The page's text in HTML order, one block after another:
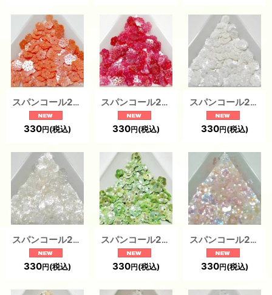
スパンコール2243 梅花6mm オレンジ1g
330円(税込)
スパンコール2242 梅花6mm レッド1g
330円(税込)
スパンコール2240 梅花6mm ホワイト1g
330円(税込)
スパンコール2239 梅花6mm クリア1g
330円(税込)
スパンコール2238 プラム6mm グリーン1g
330円(税込)
スパンコール2235 プラム6mm ピンク1g
330円(税込)